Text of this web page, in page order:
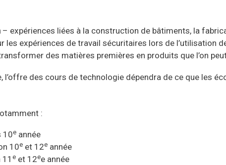
– expériences liées à la construction de bâtiments, la
les expériences de travail sécuritaires lors de l’utilisation
des matières premières en produits que l’on
l’offre des cours de technologie dépendra de ce que les
:
10e année
10e et 12e année
e et 12ee année